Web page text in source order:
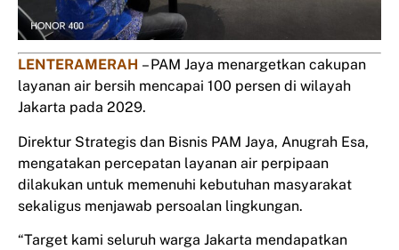
LENTERAMERAH – PAM Jaya menargetkan cakupan
layanan air bersih mencapai 100 persen di wilayah
Jakarta pada 2029.
Direktur Strategis dan Bisnis PAM Jaya, Anugrah Esa,
mengatakan percepatan layanan air perpipaan
dilakukan untuk memenuhi kebutuhan masyarakat
sekaligus menjawab persoalan lingkungan.
“Target kami seluruh warga Jakarta mendapatkan